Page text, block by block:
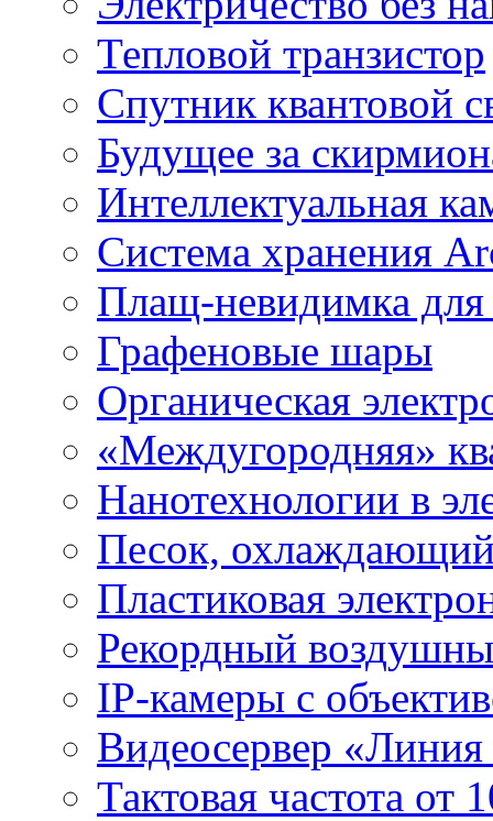
Тепловой транзистор
Спутник квантовой
Будущее за
Интеллектуальная
Система хранения
Плащ-невидимка
Графеновые шары
Органическая
«Междугородняя»
Нанотехнологии в
Песок, охлаждающий
Пластиковая
Рекордный
IP-камеры с
Видеосервер
Тактовая частота от